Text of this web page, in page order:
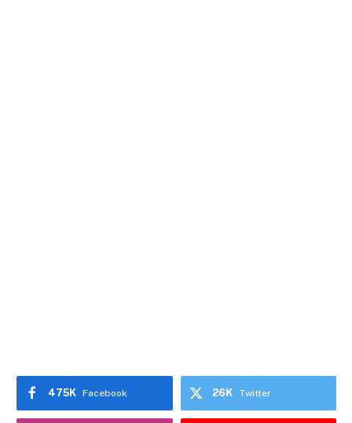
Facebook
475K Twitter
26K